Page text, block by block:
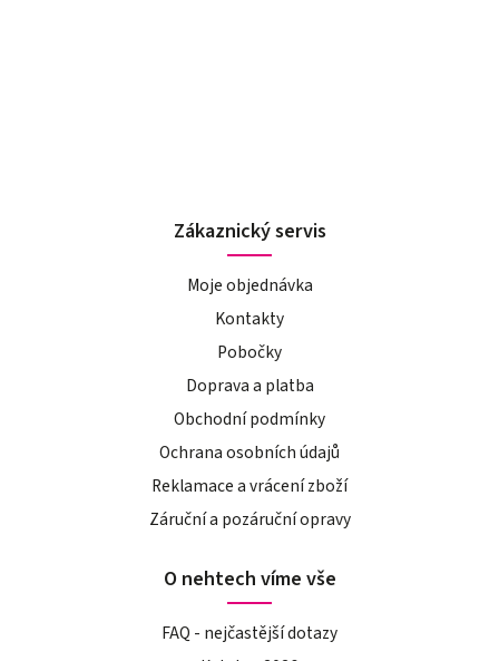
Zákaznický servis
Moje objednávka
Kontakty
Pobočky
Doprava a platba
Obchodní podmínky
Ochrana osobních údajů
Reklamace a vrácení zboží
Záruční a pozáruční opravy
O nehtech víme vše
FAQ - nejčastější dotazy